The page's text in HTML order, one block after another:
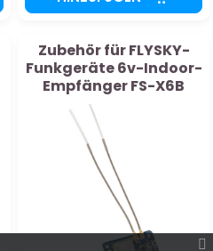
Zubehör für FLYSKY-
Funkgeräte 6v-Indoor-
Empfänger FS-X6B
2,4Ghz